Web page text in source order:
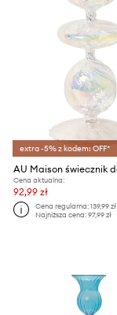
extra -5% z kodem: OFF*
Cena aktualna:
92,99 zł
Cena regularna:139,99 zł
Najniższa cena:97,99 zł